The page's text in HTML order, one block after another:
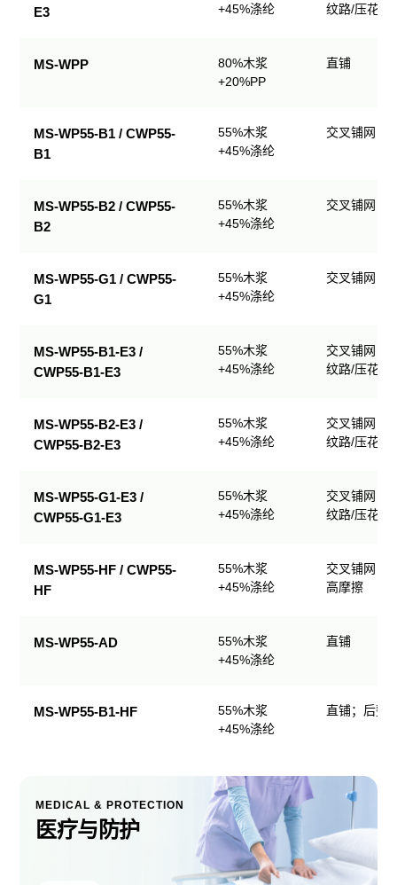
E3
+45%涤纶
纹路/压花
MS-WPP
80%木浆
+20%PP
直铺
MS-WP55-B1 / CWP55-
B1
55%木浆
+45%涤纶
交叉铺网；
MS-WP55-B2 / CWP55-
B2
55%木浆
+45%涤纶
交叉铺网；
MS-WP55-G1 / CWP55-
G1
55%木浆
+45%涤纶
交叉铺网；
MS-WP55-B1-E3 /
CWP55-B1-E3
55%木浆
+45%涤纶
交叉铺网；
纹路/压花
MS-WP55-B2-E3 /
CWP55-B2-E3
55%木浆
+45%涤纶
交叉铺网；
纹路/压花
MS-WP55-G1-E3 /
CWP55-G1-E3
55%木浆
+45%涤纶
交叉铺网；
纹路/压花
MS-WP55-HF / CWP55-
HF
55%木浆
+45%涤纶
交叉铺网；
高摩擦
MS-WP55-AD
55%木浆
+45%涤纶
直铺
MS-WP55-B1-HF
55%木浆
+45%涤纶
直铺；后整
MEDICAL & PROTECTION
医疗与防护